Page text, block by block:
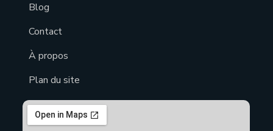
Blog
Contact
À propos
Plan du site